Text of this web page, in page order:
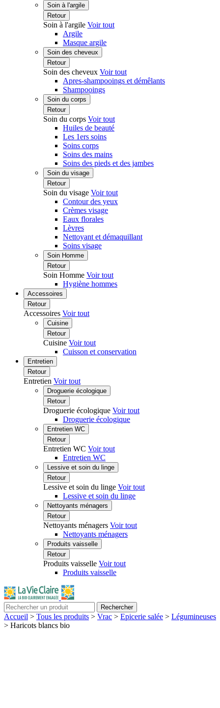
Soin à l'argile
Retour
Soin à l'argile Voir tout
Argile
Masque argile
Soin des cheveux
Retour
Soin des cheveux Voir tout
Apres-shampooings et démêlants
Shampooings
Soin du corps
Retour
Soin du corps Voir tout
Huiles de beauté
Les 1ers soins
Soins corps
Soins des mains
Soins des pieds et des jambes
Soin du visage
Retour
Soin du visage Voir tout
Contour des yeux
Crèmes visage
Eaux florales
Lèvres
Nettoyant et démaquillant
Soins visage
Soin Homme
Retour
Soin Homme Voir tout
Hygiène hommes
Accessoires
Retour
Accessoires Voir tout
Cuisine
Retour
Cuisine Voir tout
Cuisson et conservation
Entretien
Retour
Entretien Voir tout
Droguerie écologique
Retour
Droguerie écologique Voir tout
Droguerie écologique
Entretien WC
Retour
Entretien WC Voir tout
Entretien WC
Lessive et soin du linge
Retour
Lessive et soin du linge Voir tout
Lessive et soin du linge
Nettoyants ménagers
Retour
Nettoyants ménagers Voir tout
Nettoyants ménagers
Produits vaisselle
Retour
Produits vaisselle Voir tout
Produits vaisselle
Rechercher
Accueil > Tous les produits > Vrac > Epicerie salée > Légumineuses
> Haricots blancs bio